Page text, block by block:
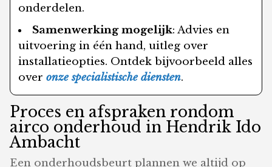
onderdelen.
Samenwerking mogelijk: Advies en
uitvoering in één hand, uitleg over
installatieopties. Ontdek bijvoorbeeld alles
overonze specialistische diensten.
Proces en afspraken rondom
airco onderhoud in Hendrik Ido
Ambacht
Een onderhoudsbeurt plannen we altijd op